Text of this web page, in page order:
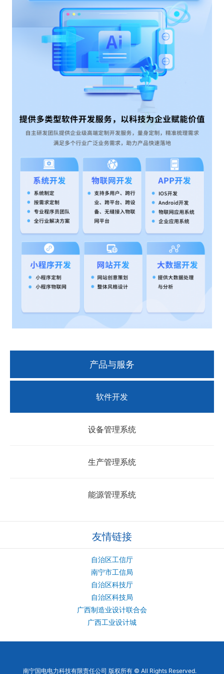
产品与服务
软件开发
设备管理系统
生产管理系统
能源管理系统
友情链接
自治区工信厅
南宁市工信局
自治区科技厅
自治区科技局
广西制造业设计联合会
广西工业设计城
南宁国电电力科技有限责任公司 版权所有 © All Rights Reserved.